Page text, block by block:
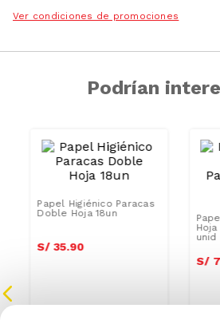
Ver condiciones de promociones
Podrían
unid